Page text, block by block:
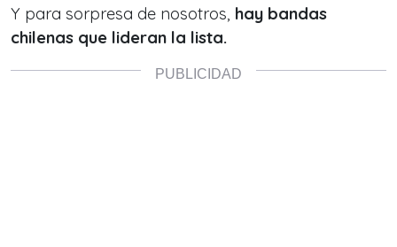
Y para sorpresa de nosotros, hay bandas
chilenas que lideran la lista.